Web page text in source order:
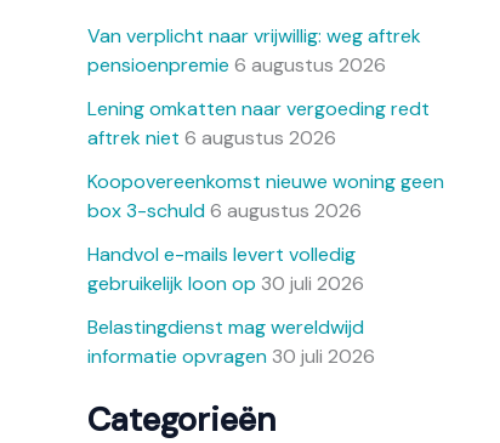
Van verplicht naar vrijwillig: weg aftrek
pensioenpremie 6 augustus 2026
Lening omkatten naar vergoeding redt
aftrek niet 6 augustus 2026
Koopovereenkomst nieuwe woning geen
box 3-schuld6 augustus 2026
Handvol e-mails levert volledig
gebruikelijk loon op 30 juli 2026
Belastingdienst mag wereldwijd
informatie opvragen 30 juli 2026
Categorieën